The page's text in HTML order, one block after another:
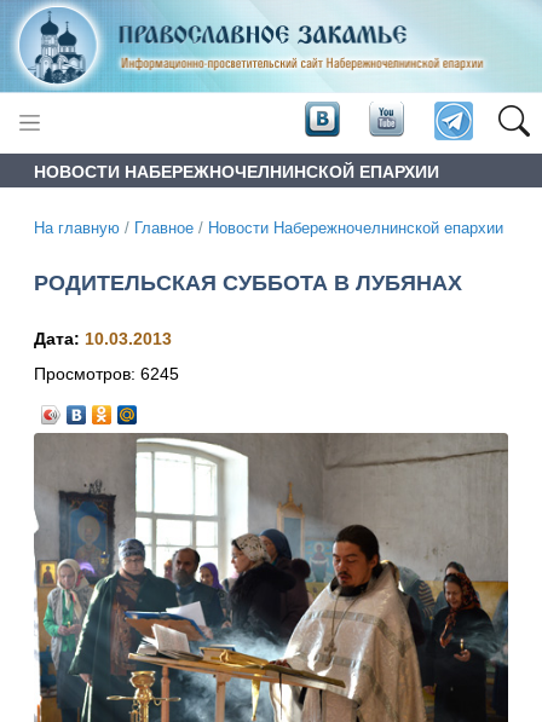
НОВОСТИ НАБЕРЕЖНОЧЕЛНИНСКОЙ ЕПАРХИИ
На главную / Главное / Новости Набережночелнинской епархии
РОДИТЕЛЬСКАЯ СУББОТА В ЛУБЯНАХ
Дата: 10.03.2013
Просмотров: 6245